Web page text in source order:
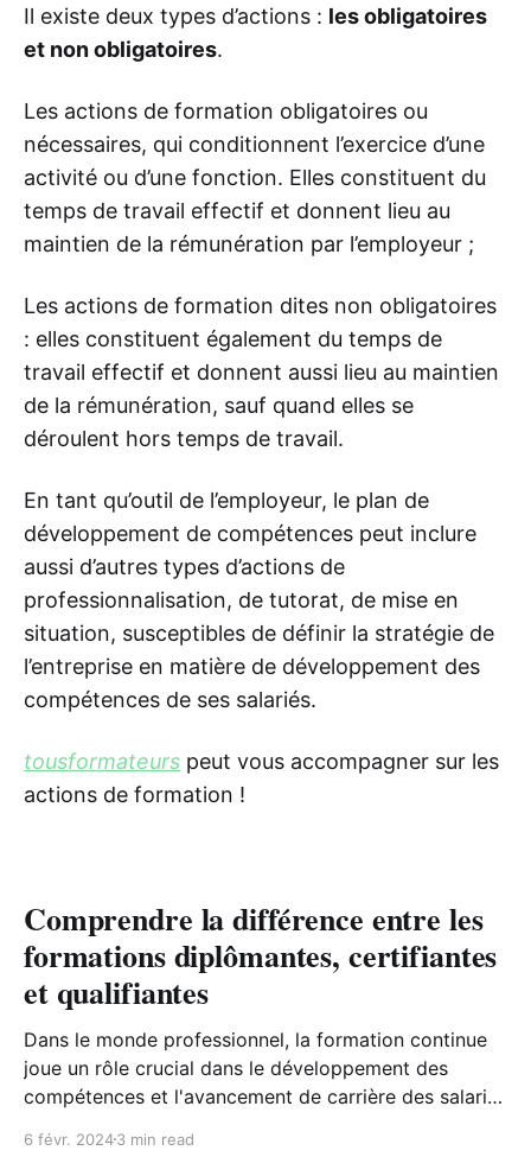
Il existe deux types d’actions : les obligatoires
et non obligatoires.
Les actions de formation obligatoires ou
nécessaires, qui conditionnent l’exercice d’une
activité ou d’une fonction. Elles constituent du
temps de travail effectif et donnent lieu au
maintien de la rémunération par l’employeur ;
Les actions de formation dites non obligatoires
: elles constituent également du temps de
travail effectif et donnent aussi lieu au maintien
de la rémunération, sauf quand elles se
déroulent hors temps de travail.
En tant qu’outil de l’employeur, le plan de
développement de compétences peut inclure
aussi d’autres types d’actions de
professionnalisation, de tutorat, de mise en
situation, susceptibles de définir la stratégie de
l’entreprise en matière de développement des
compétences de ses salariés.
tousformateurs peut vous accompagner sur les
actions de formation !
Comprendre la différence entre les
formations diplômantes, certifiantes
et qualifiantes
Dans le monde professionnel, la formation continue
joue un rôle crucial dans le développement des
compétences et l'avancement de carrière des salariés
au long de sa vie professionnelle et, oui le plan de
6 févr. 20243 min read